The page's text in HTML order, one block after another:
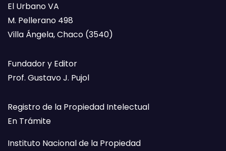
El Urbano VA
M. Pellerano 498
Villa Ángela, Chaco (3540)
Fundador y Editor
Prof. Gustavo J. Pujol
Registro de la Propiedad Intelectual
En Trámite
Instituto Nacional de la Propiedad